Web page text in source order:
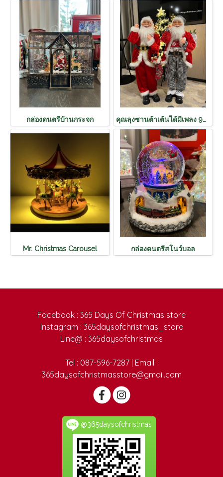
กล่องดนตรีบ้านกระจก คุณลุงซานต้าเต้นได้มีเพลง 90cm
Mr. Christmas Carousel กล่องดนตรีสโนว์บอล
Facebook : 365 Days Of Christmas store
Instagram : 365daysofchristmas_store
Line@ : 365daysofchristmas
Tel : 087-596-7287 | Email :
365daysofchristmasstore@gmail.com
@365daysofchristmas